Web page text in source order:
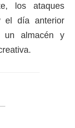
los ataques
el día anterior
un almacén y